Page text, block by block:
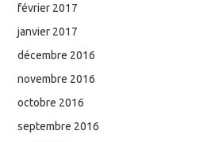
février 2017
janvier 2017
décembre 2016
novembre 2016
octobre 2016
septembre 2016